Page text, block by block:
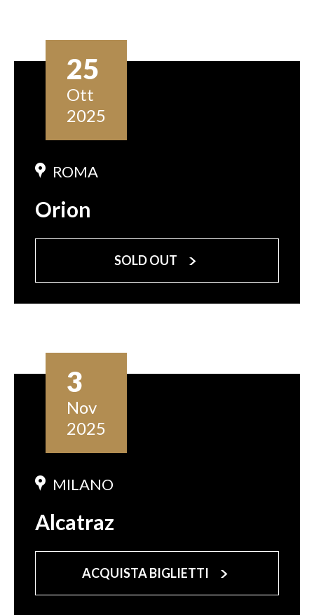
25
Ott
2025
ROMA
Orion
SOLD OUT
3
Nov
2025
MILANO
Alcatraz
ACQUISTA BIGLIETTI